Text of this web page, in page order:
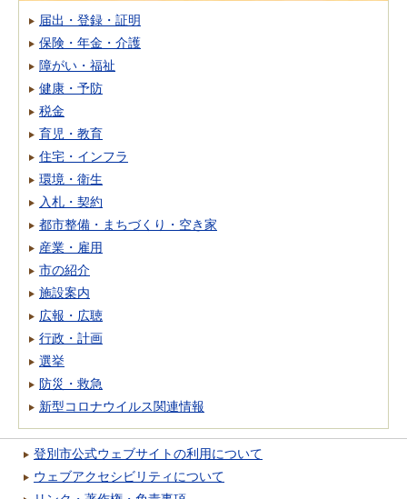
届出・登録・証明
保険・年金・介護
障がい・福祉
健康・予防
税金
育児・教育
住宅・インフラ
環境・衛生
入札・契約
都市整備・まちづくり・空き家
産業・雇用
市の紹介
施設案内
広報・広聴
行政・計画
選挙
防災・救急
新型コロナウイルス関連情報
登別市公式ウェブサイトの利用について
ウェブアクセシビリティについて